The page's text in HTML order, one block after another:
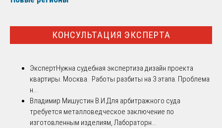
КОНСУЛЬТАЦИЯ ЭКСПЕРТА
ЭкспертНужна судебная экспертиза дизайн проекта
квартиры. Москва. Работы разбиты на 3 этапа. Проблема
н...
Владимир Мишустин В.И.Для арбитражного суда
требуется металловедческое заключение по
изготовленным изделиям, Лабораторн...